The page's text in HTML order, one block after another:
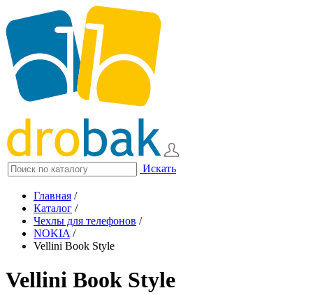
Искать
Главная /
Каталог /
Чехлы для телефонов /
NOKIA /
Vellini Book Style
Vellini Book Style